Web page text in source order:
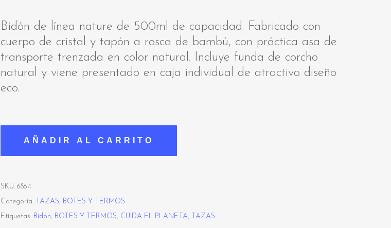
Bidón de línea nature de 500ml de capacidad. Fabricado con
cuerpo de cristal y tapón a rosca de bambú, con práctica asa de
transporte trenzada en color natural. Incluye funda de corcho
natural y viene presentado en caja individual de atractivo diseño
eco.
AÑADIR AL CARRITO
SKU: 6864
Categoría: TAZAS, BOTES Y TERMOS
Etiquetas: Bidón, BOTES Y TERMOS, CUIDA EL PLANETA, TAZAS